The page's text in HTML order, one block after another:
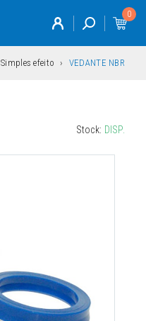
0
Simples efeito VEDANTE NBR
Stock: DISP.